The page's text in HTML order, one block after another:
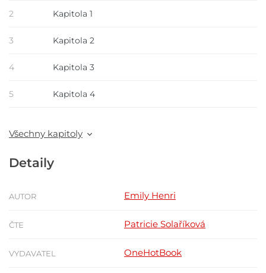
2 Kapitola 1
3 Kapitola 2
4 Kapitola 3
5 Kapitola 4
Všechny kapitoly
Detaily
AUTOR Emily Henri
ČTE Patricie Solaříková
VYDAVATEL OneHotBook